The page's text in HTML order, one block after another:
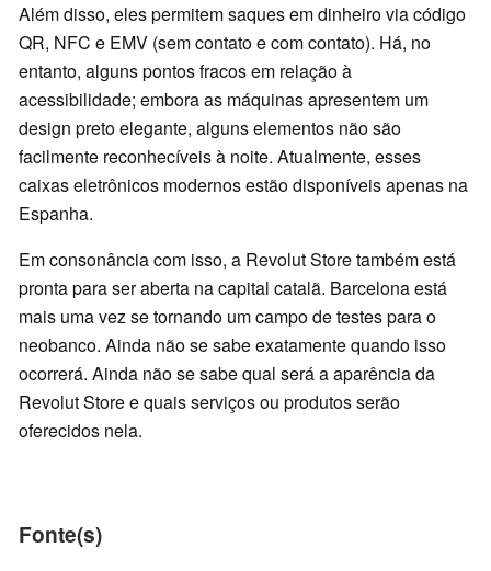
Além disso, eles permitem saques em dinheiro via código
QR, NFC e EMV (sem contato e com contato). Há, no
entanto, alguns pontos fracos em relação à
acessibilidade; embora as máquinas apresentem um
design preto elegante, alguns elementos não são
facilmente reconhecíveis à noite. Atualmente, esses
caixas eletrônicos modernos estão disponíveis apenas na
Espanha.
Em consonância com isso, a Revolut Store também está
pronta para ser aberta na capital catalã. Barcelona está
mais uma vez se tornando um campo de testes para o
neobanco. Ainda não se sabe exatamente quando isso
ocorrerá. Ainda não se sabe qual será a aparência da
Revolut Store e quais serviços ou produtos serão
oferecidos nela.
Fonte(s)